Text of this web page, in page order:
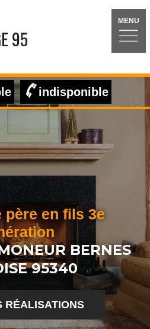
MENU
indisponible
père en fils 3e
BERNES
95340
RÉALISATIONS